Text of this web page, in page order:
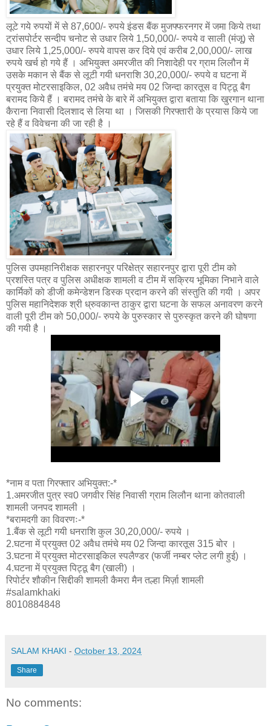
लूटे गये रुपयों में से 87,600/- रुपये इंडस बैंक मुजफ्फरनगर में जमा किये तथा
ट्रांसपोर्टर सन्दीप चनोट से उधार लिये 1,50,000/- रुपये व साली (मंजू) से
उधार लिये 1,25,000/- रुपये वापस कर दिये एवं करीब 2,00,000/- लाख
रुपये खर्च हो गये हैं । अभियुक्त अमरजीत की निशादेही पर ग्राम लिलौन में
उसके मकान से बैंक से लूटी गयी धनराशि 30,20,000/- रुपये व घटना में
प्रयुक्त मोटरसाइकिल, 02 अवैध तमंचे मय 02 जिन्दा कारतूस व पिट्ठू बैग
बरामद किये हैं । बरामद तमंचे के बारे में अभियुक्त द्वारा बताया कि खुरगान थाना
कैराना निवासी दिलशाद से लिया था । जिसकी गिरफ्तारी के प्रयास किये जा
रहे हैं व विवेचना की जा रही है ।
पुलिस उपमहानिरीक्षक सहारनपुर परिक्षेत्र सहारनपुर द्वारा पूरी टीम को
प्रशस्ति पत्र व पुलिस अधीक्षक शामली व टीम में सक्रिय भूमिका निभाने वाले
कार्मिकों को डीजी कमेन्डेशन डिस्क प्रदान करने की संस्तुति की गयी । अपर
पुलिस महानिदेशक श्री ध्रुवकान्त ठाकुर द्वारा घटना के सफल अनावरण करने
वाली पूरी टीम को 50,000/- रुपये के पुरुस्कार से पुरुस्कृत करने की घोषणा
की गयी है ।
*नाम व पता गिरफ्तार अभियुक्त:-*
1.अमरजीत पुत्र स्व0 जगवीर सिंह निवासी ग्राम लिलौन थाना कोतवाली
शामली जनपद शामली ।
*बरामदगी का विवरणः-*
1.बैंक से लूटी गयी धनराशि कुल 30,20,000/- रुपये ।
2.घटना में प्रयुक्त 02 अवैध तमंचे मय 02 जिन्दा कारतूस 315 बोर ।
3.घटना में प्रयुक्त मोटरसाइकिल स्पलैण्डर (फर्जी नम्बर प्लेट लगी हुई) ।
4.घटना में प्रयुक्त पिट्ठू बैग (खाली) ।
रिपोर्टर शौकीन सिद्दीकी शामली कैमरा मैन तल्हा मिर्ज़ा शामली
#salamkhaki
8010884848
SALAM KHAKI - October 13, 2024
Share
No comments: